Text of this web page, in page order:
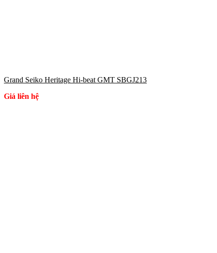
Grand Seiko Heritage Hi-beat GMT SBGJ213
Giá liên hệ